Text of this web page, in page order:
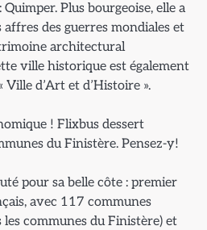
Plus bourgeoise, elle a
des guerres mondiales et
architectural
ville historique est également
d’Art et d’Histoire ».
! Flixbus dessert
du Finistère. Pensez-y!
pour sa belle côte : premier
avec 117 communes
communes du Finistère) et